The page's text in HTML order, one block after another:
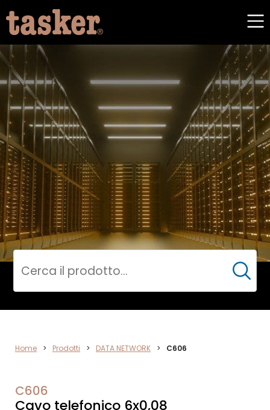
DATA
Cerca
Home > Prodotti > DATA NETWORK > C606
C606
Cavo telefonico 6x0,08